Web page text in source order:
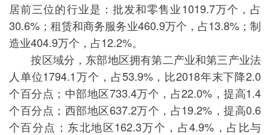
居前三位的行业是：批发和零售业1019.7万个，占
30.6%；租赁和商务服务业460.9万个，占13.8%；制
造业404.9万个，占12.2%。
按区域分，东部地区拥有第二产业和第三产业法
人单位1794.1万个，占53.9%，比2018年末下降2.0
个百分点；中部地区733.4万个，占22.0%，提高1.4
个百分点；西部地区637.2万个，占19.2%，提高0.6
个百分点；东北地区162.3万个，占4.9%，占比与